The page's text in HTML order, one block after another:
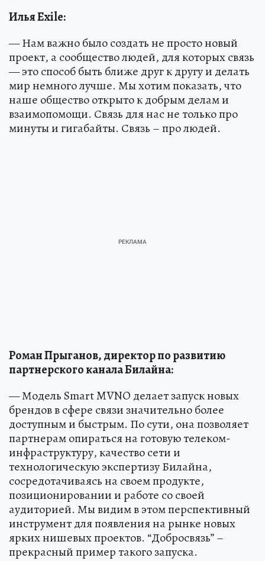
Илья Exile:
— Нам важно было создать не просто новый
проект, а сообщество людей, для которых связь
— это способ быть ближе друг к другу и делать
мир немного лучше. Мы хотим показать, что
наше общество открыто к добрым делам и
взаимопомощи. Связь для нас не только про
минуты и гигабайты. Связь – про людей.
Роман Прыганов, директор по развитию
партнерского канала Билайна:
— Модель Smart MVNO делает запуск новых
брендов в сфере связи значительно более
доступным и быстрым. По сути, она позволяет
партнерам опираться на готовую телеком-
инфраструктуру, качество сети и
технологическую экспертизу Билайна,
сосредотачиваясь на своем продукте,
позиционировании и работе со своей
аудиторией. Мы видим в этом перспективный
инструмент для появления на рынке новых
ярких нишевых проектов. “Добросвязь” –
прекрасный пример такого запуска.